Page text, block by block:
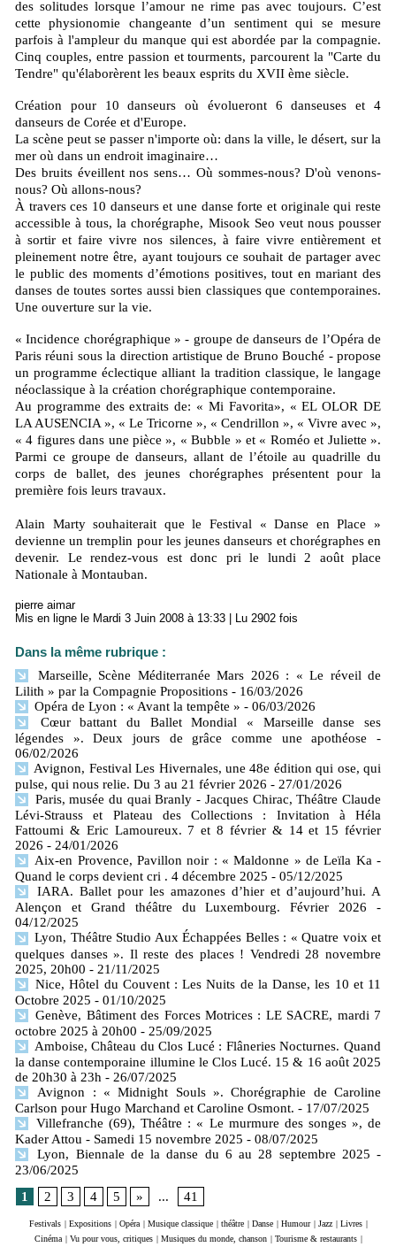
des solitudes lorsque l’amour ne rime pas avec toujours. C’est
cette physionomie changeante d’un sentiment qui se mesure
parfois à l'ampleur du manque qui est abordée par la compagnie.
Cinq couples, entre passion et tourments, parcourent la "Carte du
Tendre" qu'élaborèrent les beaux esprits du XVII ème siècle.
Création pour 10 danseurs où évolueront 6 danseuses et 4
danseurs de Corée et d'Europe.
La scène peut se passer n'importe où: dans la ville, le désert, sur la
mer où dans un endroit imaginaire…
Des bruits éveillent nos sens… Où sommes-nous? D'où venons-
nous? Où allons-nous?
À travers ces 10 danseurs et une danse forte et originale qui reste
accessible à tous, la chorégraphe, Misook Seo veut nous pousser
à sortir et faire vivre nos silences, à faire vivre entièrement et
pleinement notre être, ayant toujours ce souhait de partager avec
le public des moments d’émotions positives, tout en mariant des
danses de toutes sortes aussi bien classiques que contemporaines.
Une ouverture sur la vie.
« Incidence chorégraphique » - groupe de danseurs de l’Opéra de
Paris réuni sous la direction artistique de Bruno Bouché - propose
un programme éclectique alliant la tradition classique, le langage
néoclassique à la création chorégraphique contemporaine.
Au programme des extraits de: « Mi Favorita», « EL OLOR DE
LA AUSENCIA », « Le Tricorne », « Cendrillon », « Vivre avec »,
« 4 figures dans une pièce », « Bubble » et « Roméo et Juliette ».
Parmi ce groupe de danseurs, allant de l’étoile au quadrille du
corps de ballet, des jeunes chorégraphes présentent pour la
première fois leurs travaux.
Alain Marty souhaiterait que le Festival « Danse en Place »
devienne un tremplin pour les jeunes danseurs et chorégraphes en
devenir. Le rendez-vous est donc pri le lundi 2 août place
Nationale à Montauban.
pierre aimar
Mis en ligne le Mardi 3 Juin 2008 à 13:33 | Lu 2902 fois
Dans la même rubrique :
Marseille, Scène Méditerranée Mars 2026 : « Le réveil de
Lilith » par la Compagnie Propositions - 16/03/2026
Opéra de Lyon : « Avant la tempête » - 06/03/2026
Cœur battant du Ballet Mondial « Marseille danse ses
légendes ». Deux jours de grâce comme une apothéose
-
06/02/2026
Avignon, Festival Les Hivernales, une 48e édition qui ose, qui
pulse, qui nous relie. Du 3 au 21 février 2026 - 27/01/2026
Paris, musée du quai Branly - Jacques Chirac, Théâtre Claude
Lévi-Strauss et Plateau des Collections : Invitation à Héla
Fattoumi & Eric Lamoureux. 7 et 8 février & 14 et 15 février
2026 - 24/01/2026
Aix-en Provence, Pavillon noir : « Maldonne » de Leïla Ka -
Quand le corps devient cri . 4 décembre 2025 - 05/12/2025
IARA. Ballet pour les amazones d’hier et d’aujourd’hui. A
Alençon et Grand théâtre du Luxembourg. Février 2026
-
04/12/2025
Lyon, Théâtre Studio Aux Échappées Belles : « Quatre voix et
quelques danses ». Il reste des places ! Vendredi 28 novembre
2025, 20h00 - 21/11/2025
Nice, Hôtel du Couvent : Les Nuits de la Danse, les 10 et 11
Octobre 2025 - 01/10/2025
Genève, Bâtiment des Forces Motrices : LE SACRE, mardi 7
octobre 2025 à 20h00 - 25/09/2025
Amboise, Château du Clos Lucé : Flâneries Nocturnes. Quand
la danse contemporaine illumine le Clos Lucé. 15 & 16 août 2025
de 20h30 à 23h - 26/07/2025
Avignon : « Midnight Souls ». Chorégraphie de Caroline
Carlson pour Hugo Marchand et Caroline Osmont. - 17/07/2025
Villefranche (69), Théâtre : « Le murmure des songes », de
Kader Attou - Samedi 15 novembre 2025 - 08/07/2025
Lyon, Biennale de la danse du 6 au 28 septembre 2025 -
23/06/2025
1
2 3 4 5 » ... 41
Festivals | Expositions | Opéra | Musique classique | théâtre | Danse | Humour | Jazz | Livres |
Cinéma | Vu pour vous, critiques | Musiques du monde, chanson | Tourisme & restaurants |